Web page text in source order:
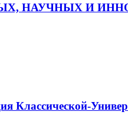
НАУЧНЫХ И
Классической-